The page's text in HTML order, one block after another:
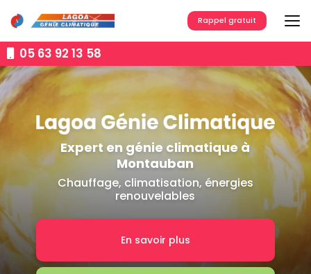
au
contenu
principal05 63 92 13 58
Rappel gratuit
Expert en génie climatique à
Montauban
Chauffage, climatisation, énergies
renouvelables
En savoir plus